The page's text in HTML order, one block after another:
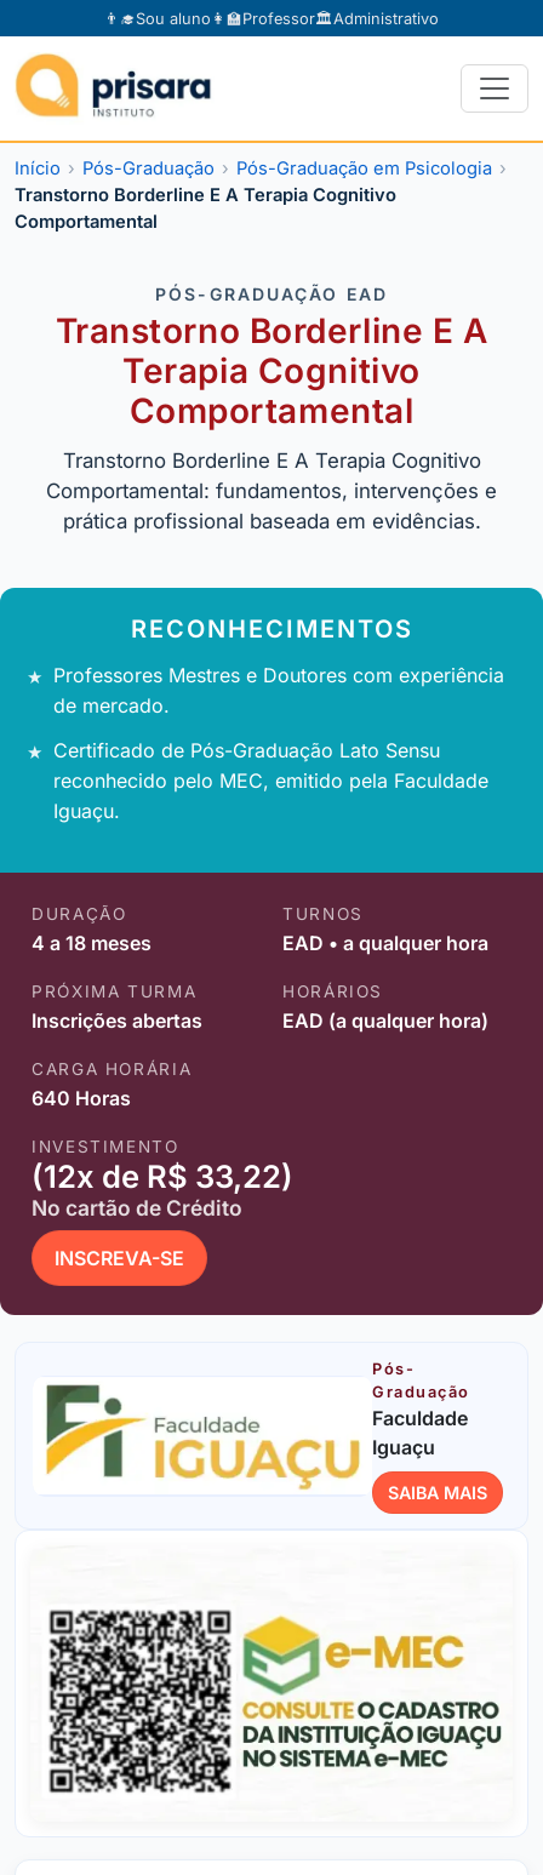
👨‍🎓Sou aluno 👩‍🏫Professor🏛️Administrativo
Início Pós-Graduação
Pós-Graduação em Psicologia
Transtorno Borderline E A Terapia Cognitivo
Comportamental
PÓS-GRADUAÇÃO EAD
Transtorno Borderline E A
Terapia Cognitivo
Comportamental
Transtorno Borderline E A Terapia Cognitivo
Comportamental: fundamentos, intervenções e
prática profissional baseada em evidências.
RECONHECIMENTOS
Professores Mestres e Doutores com experiência
de mercado.
Certificado de Pós-Graduação Lato Sensu
reconhecido pelo MEC, emitido pela Faculdade
Iguaçu.
DURAÇÃO
4 a 18 meses
TURNOS
EAD • a qualquer hora
PRÓXIMA TURMA
Inscrições abertas
HORÁRIOS
EAD (a qualquer hora)
CARGA HORÁRIA
640 Horas
INVESTIMENTO
(12x de R$ 33,22)
No cartão de Crédito
INSCREVA-SE
Pós-
Graduação
Faculdade
Iguaçu
SAIBA MAIS